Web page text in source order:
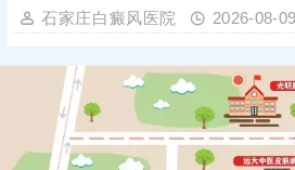
石家庄白癜风医院 2026-08-09